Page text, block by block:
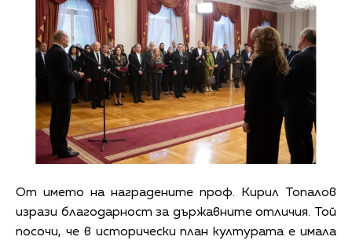
От името на наградените проф. Кирил Топалов
изрази благодарност за държавните отличия. Той
посочи, че в исторически план културата е имала